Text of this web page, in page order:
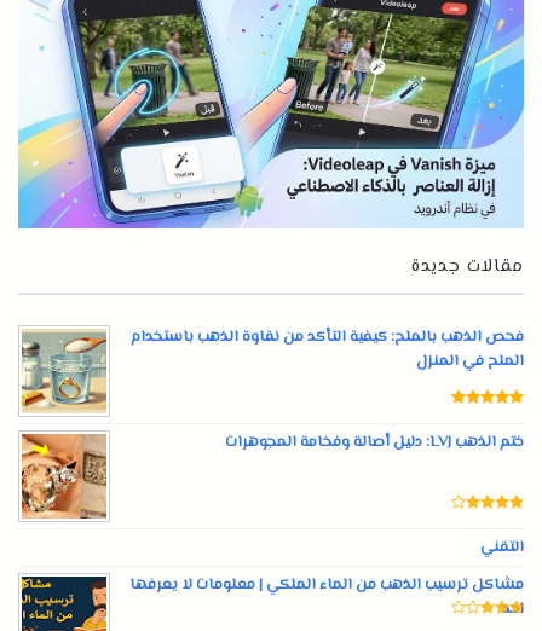
مقالات جديدة
فحص الذهب بالملح: كيفية التأكد من نقاوة الذهب باستخدام
الملح في المنزل
ختم الذهب LVJ: دليل أصالة وفخامة المجوهرات
التقني
مشاكل ترسيب الذهب من الماء الملكي | معلومات لا يعرفها
احد